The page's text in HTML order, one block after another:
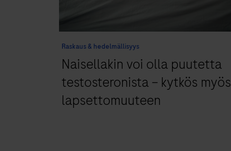
Raskaus & hedelmällisyys
Naisellakin voi olla puutetta
testosteronista – kytkös myös
lapsettomuuteen